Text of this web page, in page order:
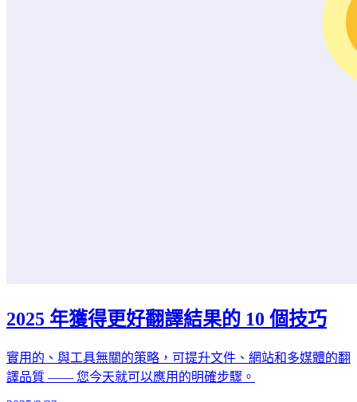
2025 年獲得更好翻譯結果的 10 個技巧
實用的、與工具無關的策略，可提升文件、網站和多媒體的翻
譯品質 —— 您今天就可以應用的明確步驟。